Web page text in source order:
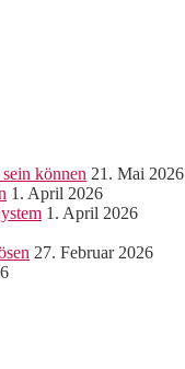
können 21. Mai 2026
1. April 2026
1. April 2026
27. Februar 2026